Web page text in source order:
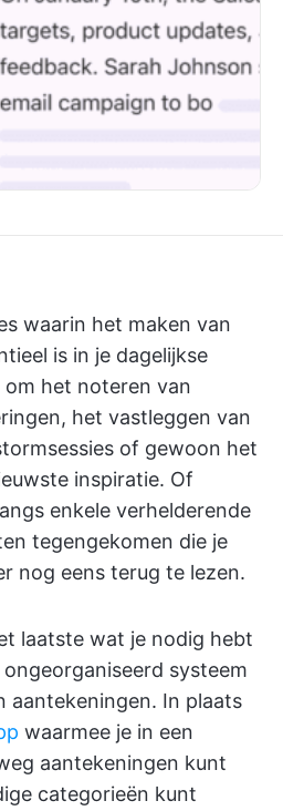
waarin het maken van
is in je dagelijkse
het noteren van
het vastleggen van
of gewoon het
inspiratie. Of
enkele verhelderende
tegengekomen die je
nog eens terug te lezen.
laatste wat je nodig hebt
systeem
aantekeningen. In plaats
waarmee je in een
aantekeningen kunt
categorieën kunt